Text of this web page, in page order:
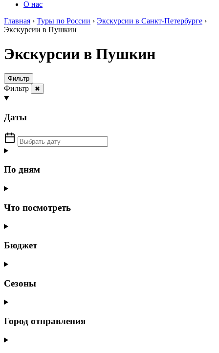
О нас
Главная › Туры по России › Экскурсии в Санкт-Петербурге ›
Экскурсии в Пушкин
Экскурсии в Пушкин
Фильтр
Фильтр ✖
Даты
По дням
Что посмотреть
Бюджет
Сезоны
Город отправления